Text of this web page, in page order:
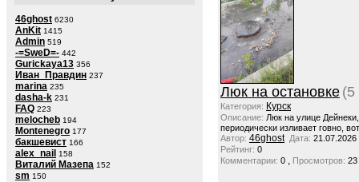
46ghost 6230
AnKit 1415
Admin 519
-=SweD=- 442
Gurickaya13 356
Иван_Правдин 237
marina 235
dasha-k 231
FAQ 223
melocheb 194
Montenegro 177
бакшевист 166
alex_nail 158
Виталий Мазепа 152
sm 150
Люк на остановке (5
Категория: Курск
Описание: Люк на улице
периодически изливает говно,
Автор: 46ghost Дата: 21.07.2026
Рейтинг: 0
Комментарии: 0 , Просмотров: 23